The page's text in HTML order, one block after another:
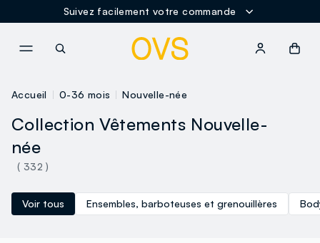
Suivez facilement votre commande
Accueil 0-36 mois Nouvelle-née
Collection Vêtements Nouvelle-
née
( 332 )
Voir tous Ensembles, barboteuses et grenouillères